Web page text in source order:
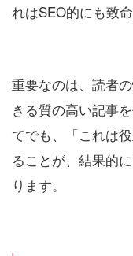
れはSEO的にも致命
重要なのは、読者
きる質の高い記事
てでも、「これは
ることが、結果的
ります。